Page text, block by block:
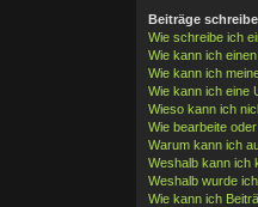
Beiträge
Wie schreibe ich
Wie kann ich
Wie kann ich
Wie kann ich eine
Wieso kann ich
Wie bearbeite
Warum kann ich
Weshalb kann ich
Weshalb wurde
Wie kann ich